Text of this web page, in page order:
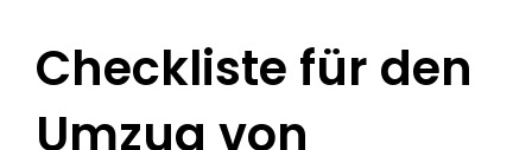
Checkliste für den
Umzug von